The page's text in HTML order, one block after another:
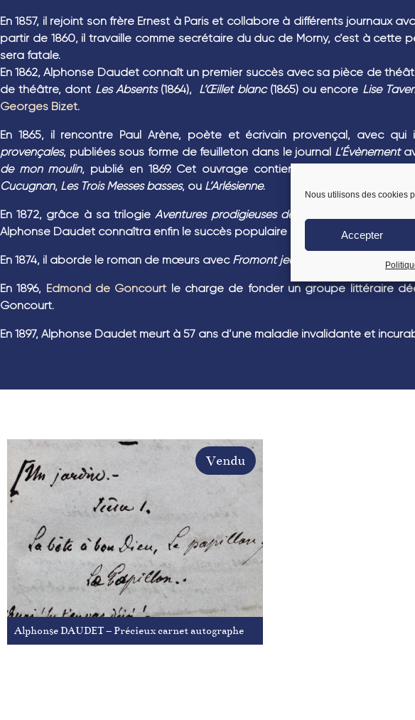
Nous utilisons des cookies
Accepter
En 1857, il rejoint son frère Ernest à Paris et collabore à différents journaux
partir de 1860, il travaille comme secrétaire du duc de Morny, c’est à
sera fatale.
En 1862, Alphonse Daudet connaît un premier succès avec sa pièce de
de théâtre, dont Les Absents (1864), L’Œillet blanc (1865) ou encore Lise
Georges Bizet.
En 1865, il rencontre Paul Arène, poète et écrivain provençal, avec
provençales, publiées sous forme de feuilleton dans le journal L’Évènement
de mon moulin, publié en 1869. Cet ouvrage contient quantité de
Cucugnan, Les Trois Messes basses, ou L’Arlésienne.
En 1872, grâce à sa trilogieAventures prodigieuses de Tartarin de Tarascon
Alphonse Daudet connaîtra enfin le succès populaire et l’aisance matérielle.
En 1874, il aborde le roman de mœurs avec Fromont jeune et Risler aîné , suivi
En 1896, Edmond de Goncourt le charge de fonder un groupe littéraire
Goncourt.
En 1897, Alphonse Daudet meurt à 57 ans d’une maladie invalidante et
Vendu
Alphonse DAUDET – Précieux carnet autographe